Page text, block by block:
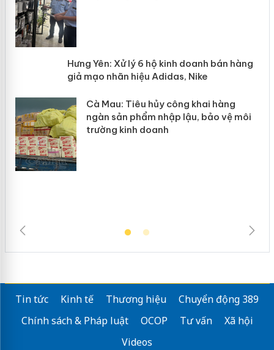
Hưng Yên: Xử lý 6 hộ kinh doanh bán
hàng giả mạo nhãn hiệu Adidas, Nike
Tin tức Kinh tế Thương hiệu
Chuyển động 389
Chính sách & Pháp luật
OCOP Tư vấn
Xã hội
Videos